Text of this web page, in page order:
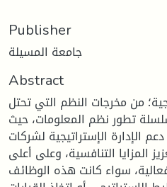
Publisher
جامعة المسيلة
Abstract
من مخرجات النظم التي تحتل
تطور نظم المعلومات، حيث
الإدارة الإستراتيجية لشركات
المزايا التنافسية، وعلى أعلى
سواء كانت هذه الوظائف